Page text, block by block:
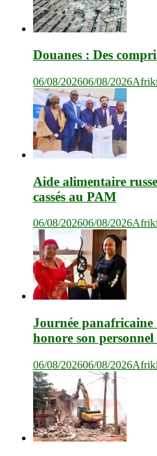
Douanes : Des
06/08/202606/08/2026
Aide alimentaire
cassés au PAM
06/08/202606/08/2026
Journée
honore son
06/08/202606/08/2026